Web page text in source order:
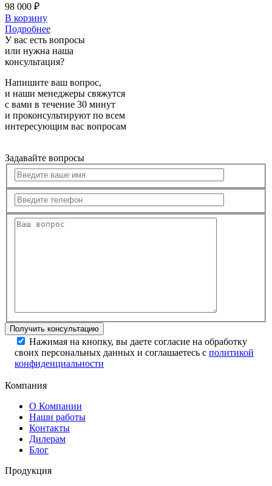
98 000 ₽
В корзину
Подробнее
У вас есть вопросы
или нужна наша
консультация?
Напишите ваш вопрос,
и наши менеджеры свяжутся
с вами в течение 30 минут
и проконсультируют по всем
интересующим вас вопросам
Задавайте вопросы
Нажимая на кнопку, вы даете согласие на обработку
своих персональных данных и соглашаетесь с политикой
конфиденциальности
Компания
О Компании
Наши работы
Контакты
Дилерам
Блог
Продукция